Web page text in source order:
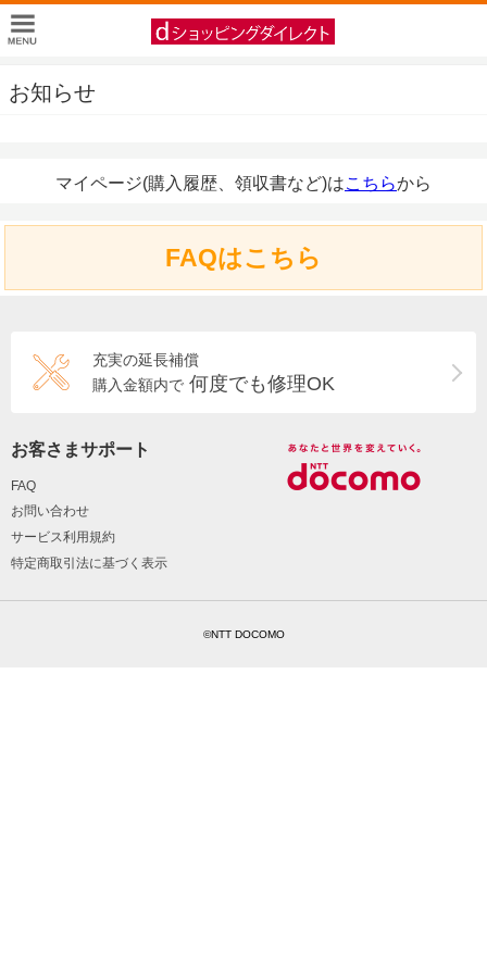
お知らせ
マイページ(購入履歴、領収書など)はこちらから
FAQはこちら
充実の延長補償
購入金額内で 何度でも修理OK
お客さまサポート
FAQ
お問い合わせ
サービス利用規約
特定商取引法に基づく表示
©NTT DOCOMO